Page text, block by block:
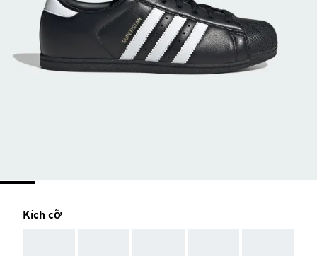
Kích cỡ